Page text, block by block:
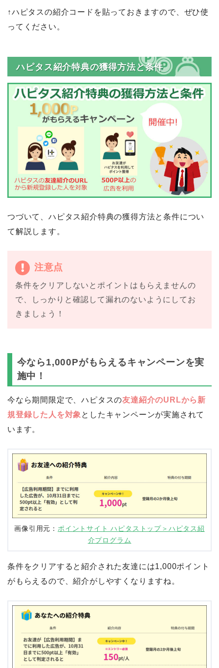
↑ハピタスの紹介コードを貼っておきますので、ぜひ使
ってください。
ハピタス紹介特典の獲得方法と条件
つづいて、ハピタス紹介特典の獲得方法と条件につい
て解説します。
注意点
条件をクリアしないとポイントはもらえませんの
で、しっかりと確認して漏れのないようにしてお
きましょう！
今なら1,000Pがもらえるキャンペーンを実
施中！
今なら期間限定で、ハピタスの友達紹介のURLから新
規登録した人を対象 としたキャンペーンが実施されて
います。
画像引用元： ポイントサイト ハピタストップ＞ハピタス紹
介プログラム
条件をクリアすると紹介された友達には1,000ポイント
がもらえるので、紹介がしやすくなりますね。